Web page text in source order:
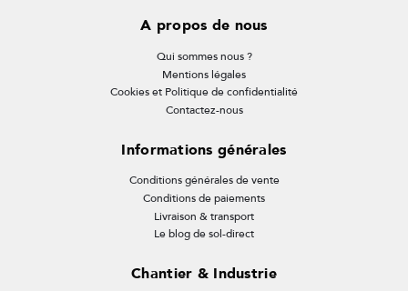
A propos de nous
Qui sommes nous ?
Mentions légales
Cookies et Politique de confidentialité
Contactez-nous
Informations générales
Conditions générales de vente
Conditions de paiements
Livraison & transport
Le blog de sol-direct
Chantier & Industrie